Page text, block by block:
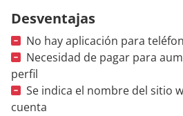
Desventajas
No hay aplicación para
Necesidad de pagar para
perfil
Se indica el nombre del sitio
cuenta